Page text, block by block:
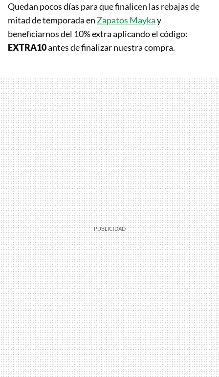
Quedan pocos días para que finalicen las rebajas de
mitad de temporada en Zapatos Maykay
beneficiarnos del 10% extra aplicando el código:
EXTRA10antes de finalizar nuestra compra.